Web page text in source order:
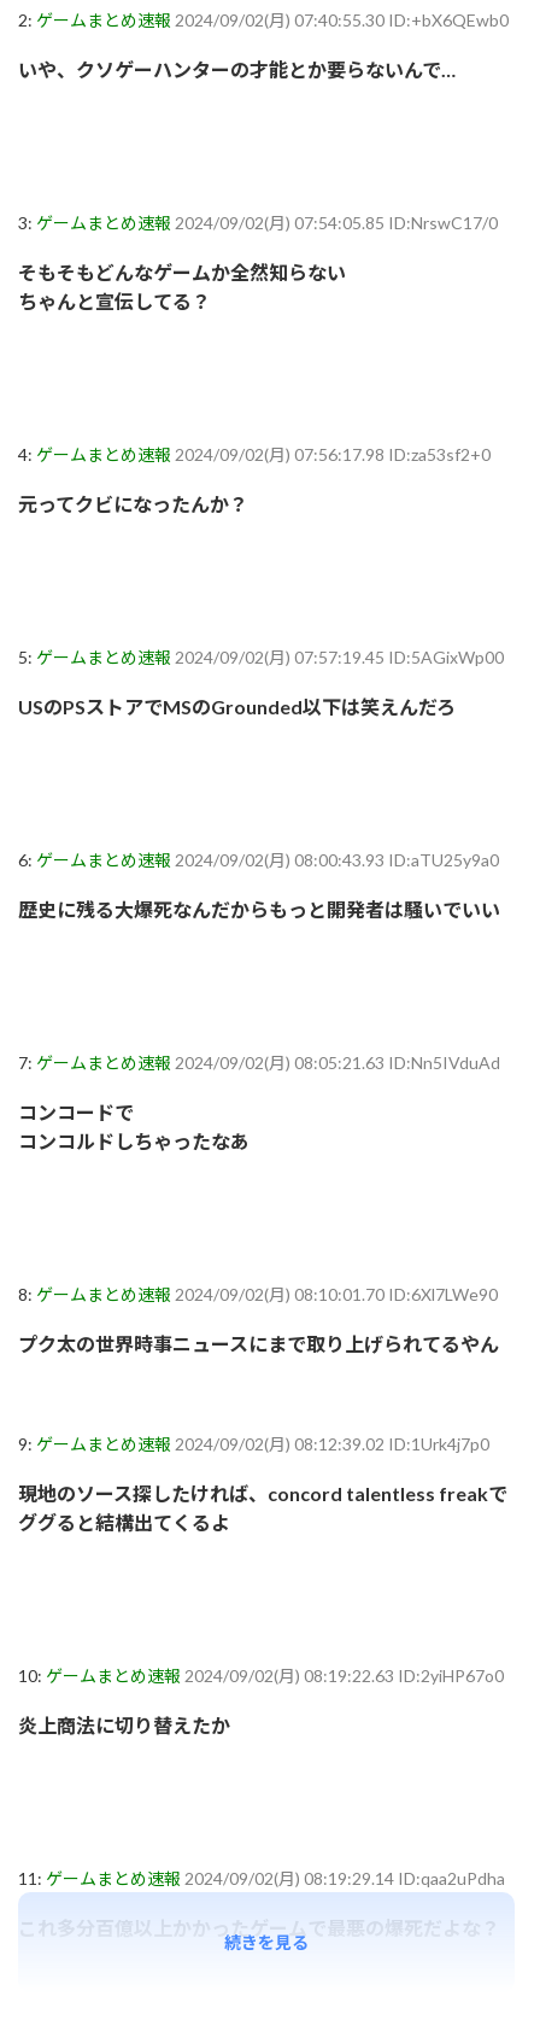
2: ゲームまとめ速報 2024/09/02(月) 07:40:55.30 ID:+bX6QEwb0
いや、クソゲーハンターの才能とか要らないんで…
3: ゲームまとめ速報 2024/09/02(月) 07:54:05.85 ID:NrswC17/0
そもそもどんなゲームか全然知らない
ちゃんと宣伝してる？
4: ゲームまとめ速報 2024/09/02(月) 07:56:17.98 ID:za53sf2+0
元ってクビになったんか？
5: ゲームまとめ速報 2024/09/02(月) 07:57:19.45 ID:5AGixWp00
USのPSストアでMSのGrounded以下は笑えんだろ
6: ゲームまとめ速報 2024/09/02(月) 08:00:43.93 ID:aTU25y9a0
歴史に残る大爆死なんだからもっと開発者は騒いでいい
7: ゲームまとめ速報 2024/09/02(月) 08:05:21.63 ID:Nn5IVduAd
コンコードで
コンコルドしちゃったなあ
8: ゲームまとめ速報 2024/09/02(月) 08:10:01.70 ID:6Xl7LWe90
プク太の世界時事ニュースにまで取り上げられてるやん
9: ゲームまとめ速報 2024/09/02(月) 08:12:39.02 ID:1Urk4j7p0
現地のソース探したければ、concord talentless freakで
ググると結構出てくるよ
10: ゲームまとめ速報 2024/09/02(月) 08:19:22.63 ID:2yiHP67o0
炎上商法に切り替えたか
11: ゲームまとめ速報 2024/09/02(月) 08:19:29.14 ID:qaa2uPdha
これ多分百億以上かかったゲームで最悪の爆死だよな？
続きを見る